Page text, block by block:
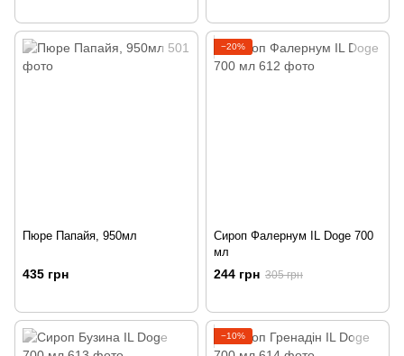
Пюре Папайя, 950мл
435 грн
−20%
Сироп Фалернум IL Doge 700
мл
244 грн 305 грн
−10%